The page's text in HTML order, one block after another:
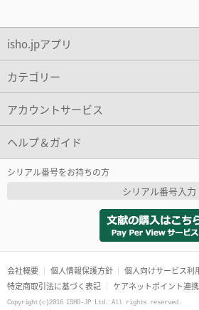
isho.jpアプリ
カテゴリー
アカウントサービス
ヘルプ＆ガイド
シリアル番号をお持ちの方
シリアル番号入力
会社概要 個人情報保護方針
個人向けサービス利
特定商取引法に基づく表記
ケアネットポイント連
Copyright(c)2016 ISHO-JP Ltd. All rights reserved.